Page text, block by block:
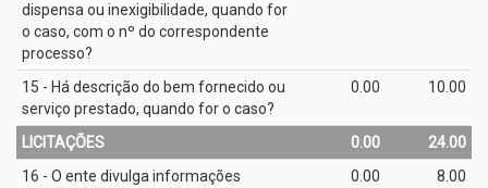
dispensa ou inexigibilidade, quando for
o caso, com o nº do correspondente
processo?
15 - Há descrição do bem fornecido ou
serviço prestado, quando for o caso?
0.00 10.00
LICITAÇÕES 0.00
24.00
16 - O ente divulga informações
0.00 8.00